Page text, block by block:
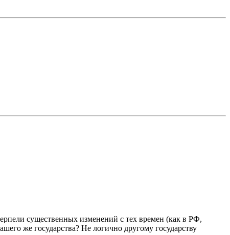
существенных изменений с тех времен (как в РФ,
же государства? Не логично другому государству